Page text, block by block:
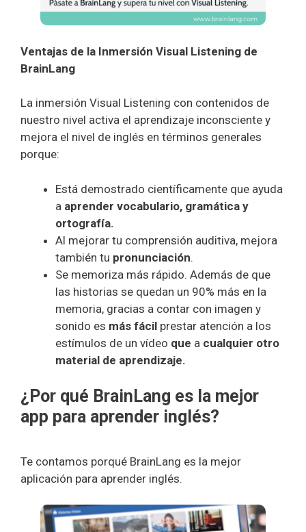
Ventajas de la Inmersión Visual Listening de
BrainLang
La inmersión Visual Listening con contenidos de
nuestro nivel activa el aprendizaje inconsciente y
mejora el nivel de inglés en términos generales
porque:
Está demostrado científicamente que ayuda
a aprender vocabulario, gramática y
ortografía.
Al mejorar tu comprensión auditiva, mejora
también tu pronunciación.
Se memoriza más rápido. Además de que
las historias se quedan un 90% más en la
memoria, gracias a contar con imagen y
sonido es más fácil prestar atención a los
estímulos de un vídeo que a cualquier otro
material de aprendizaje.
¿Por qué BrainLang es la mejor
app para aprender inglés?
Te contamos porqué BrainLang es la mejor
aplicación para aprender inglés.